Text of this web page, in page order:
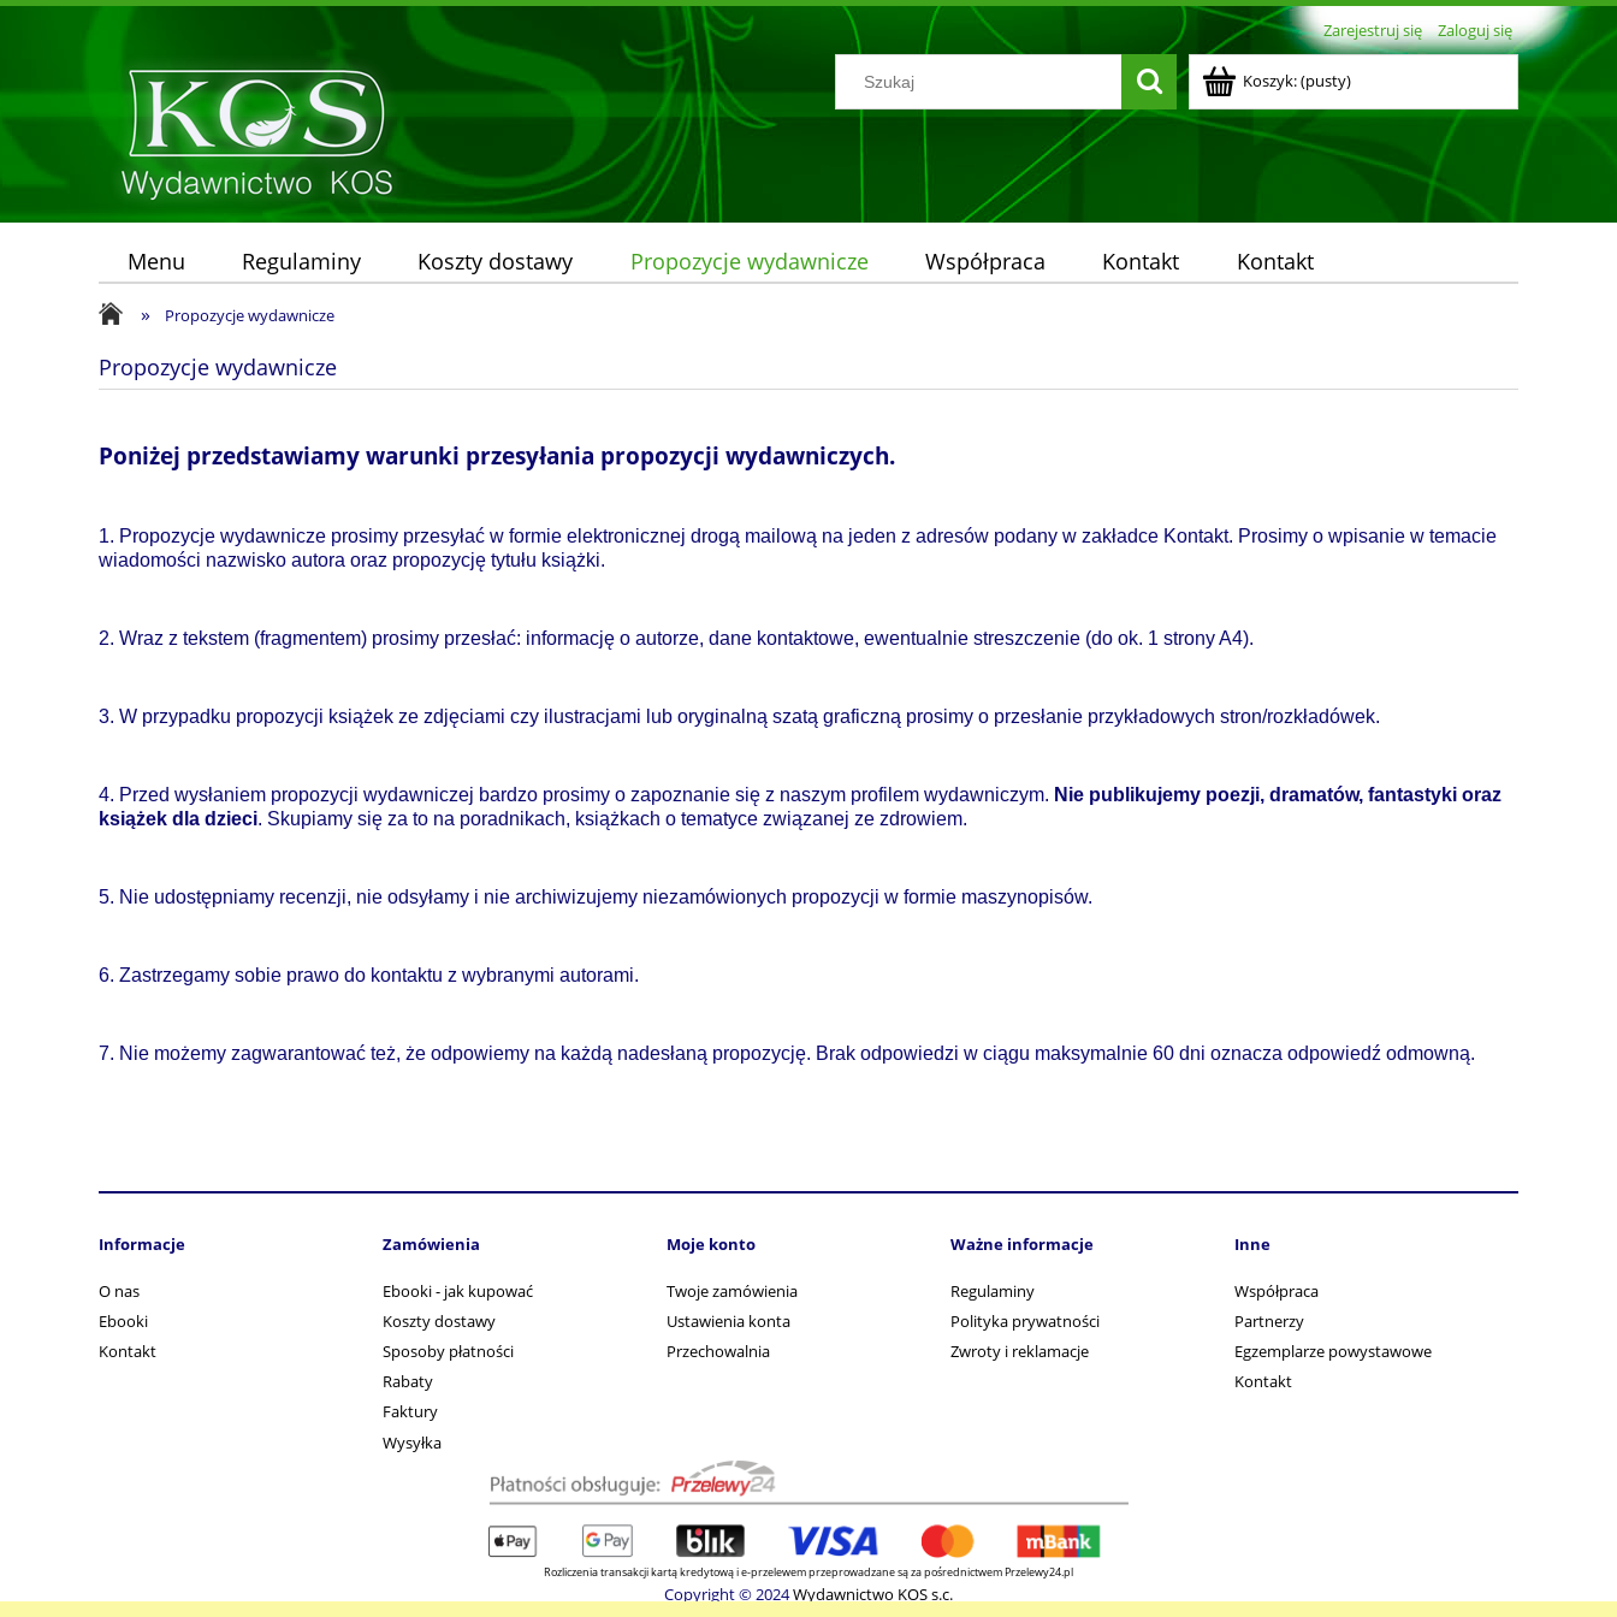
Zarejestruj się Zaloguj się
Koszyk:(pusty)
Menu Regulaminy Koszty dostawy Propozycje wydawnicze Współpraca Kontakt Kontakt
» Propozycje wydawnicze
Propozycje wydawnicze
Poniżej przedstawiamy warunki przesyłania propozycji wydawniczych.
1. Propozycje wydawnicze prosimy przesyłać w formie elektronicznej drogą mailową na jeden z adresów podany w zakładce Kontakt. Prosimy o wpisanie w temacie
wiadomości nazwisko autora oraz propozycję tytułu książki.
2. Wraz z tekstem (fragmentem) prosimy przesłać: informację o autorze, dane kontaktowe, ewentualnie streszczenie (do ok. 1 strony A4).
3. W przypadku propozycji książek ze zdjęciami czy ilustracjami lub oryginalną szatą graficzną prosimy o przesłanie przykładowych stron/rozkładówek.
4. Przed wysłaniem propozycji wydawniczej bardzo prosimy o zapoznanie się z naszym profilem wydawniczym. Nie publikujemy poezji, dramatów, fantastyki oraz
książek dla dzieci. Skupiamy się za to na poradnikach, książkach o tematyce związanej ze zdrowiem.
5. Nie udostępniamy recenzji, nie odsyłamy i nie archiwizujemy niezamówionych propozycji w formie maszynopisów.
6. Zastrzegamy sobie prawo do kontaktu z wybranymi autorami.
7. Nie możemy zagwarantować też, że odpowiemy na każdą nadesłaną propozycję. Brak odpowiedzi w ciągu maksymalnie 60 dni oznacza odpowiedź odmowną.
Informacje
O nas
Ebooki
Kontakt
Zamówienia
Ebooki - jak kupować
Koszty dostawy
Sposoby płatności
Rabaty
Faktury
Wysyłka
Moje konto
Twoje zamówienia
Ustawienia konta
Przechowalnia
Ważne informacje
Regulaminy
Polityka prywatności
Zwroty i reklamacje
Inne
Współpraca
Partnerzy
Egzemplarze powystawowe
Kontakt
Rozliczenia transakcji kartą kredytową i e-przelewem przeprowadzane są za pośrednictwem Przelewy24.pl
Copyright © 2024Wydawnictwo KOS s.c.